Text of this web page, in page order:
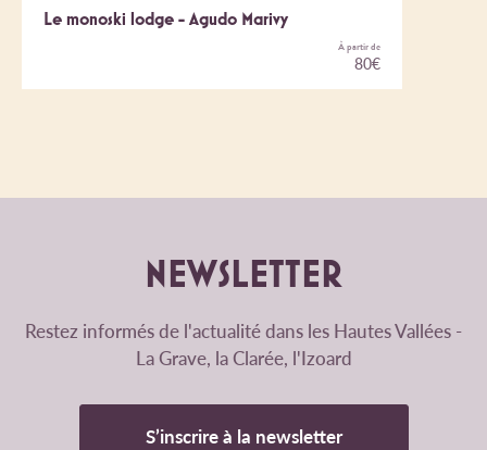
Le monoski lodge - Agudo Marivy
À partir de
80€
NEWSLETTER
Restez informés de l'actualité dans les Hautes Vallées -
La Grave, la Clarée, l'Izoard
S’inscrire à la newsletter